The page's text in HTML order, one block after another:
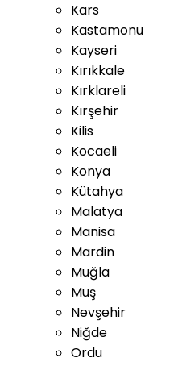
Kars
Kastamonu
Kayseri
Kırıkkale
Kırklareli
Kırşehir
Kilis
Kocaeli
Konya
Kütahya
Malatya
Manisa
Mardin
Muğla
Muş
Nevşehir
Niğde
Ordu